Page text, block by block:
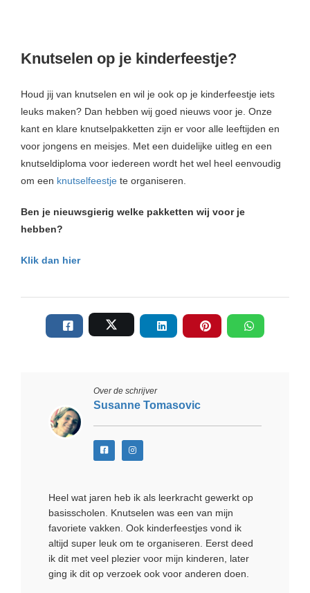
Knutselen op je kinderfeestje?
Houd jij van knutselen en wil je ook op je kinderfeestje iets
leuks maken? Dan hebben wij goed nieuws voor je. Onze
kant en klare knutselpakketten zijn er voor alle leeftijden en
voor jongens en meisjes. Met een duidelijke uitleg en een
knutseldiploma voor iedereen wordt het wel heel eenvoudig
om een knutselfeestje te organiseren.
Ben je nieuwsgierig welke pakketten wij voor je
hebben?
Klik dan hier
Over de schrijver
Susanne Tomasovic
Heel wat jaren heb ik als leerkracht gewerkt op
basisscholen. Knutselen was een van mijn
favoriete vakken. Ook kinderfeestjes vond ik
altijd super leuk om te organiseren. Eerst deed
ik dit met veel plezier voor mijn kinderen, later
ging ik dit op verzoek ook voor anderen doen.